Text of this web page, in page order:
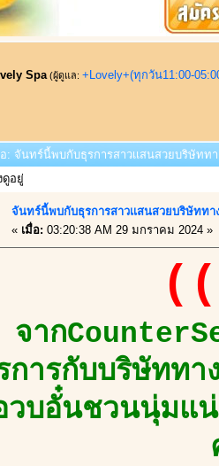
Spa (ผู้ดูแล: +Lovely+(ทุกวัน11:00-
: จันทร์นี้พบกับธุรการสาวเเสนสวยบริษัทท
อยู่
จันทร์นี้พบกับธุรการสาวเเสนสวยบริษัทท
« เมื่อ: 03:20:38 AM 29 มกราคม 2024 »
((
จาก
การกับบริษัทท
วบอั๋นชวนนุ่มแ